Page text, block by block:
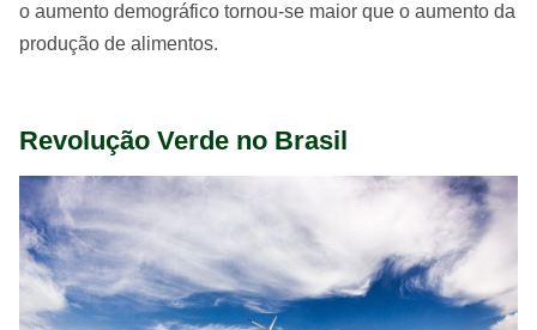
o aumento demográfico tornou-se maior que o aumento da
produção de alimentos.
Revolução Verde no Brasil